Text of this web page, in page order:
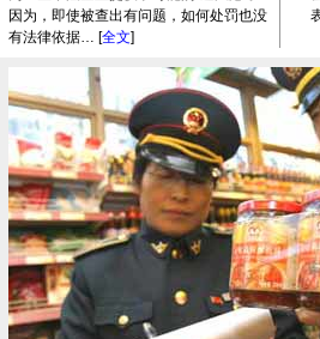
因为，即使被查出有问题，如何处罚也没
有法律依据… [全文]